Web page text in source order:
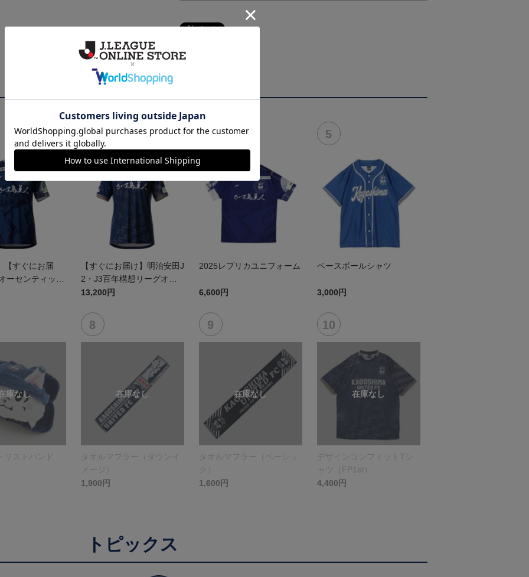
【すぐにお届
ーセンティック
FP1st
【すぐにお届け】明治安田J
2・J3百年構想リーグオー
センティックユニフォーム
13,200円
2025レプリカユニフォーム
6,600円
ベースボールシャツ
3,000円
リストバンド
タオルマフラー（タウンイ
メージ）
1,900円
タオルマフラー（ベーシッ
ク）
1,600円
デザインコンフィットTシ
ャツ（FP1st）
4,400円
トピックス